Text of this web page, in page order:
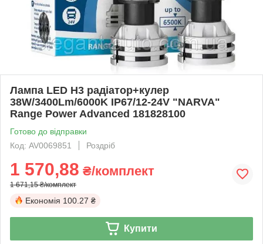
Лампа LED H3 радіатор+кулер
38W/3400Lm/6000K IP67/12-24V "NARVA"
Range Power Advanced 181828100
Готово до відправки
Код: AV0069851
Роздріб
1 570,88 ₴/комплект
1 671,15 ₴/комплект
Економія 100.27 ₴
Купити